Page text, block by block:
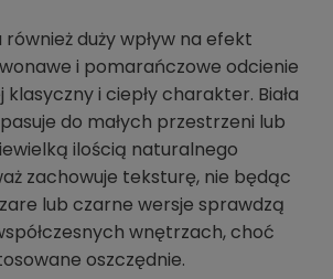
również duży wpływ na efekt
i pomarańczowe odcienie
i ciepły charakter. Biała
do małych przestrzeni lub
ilością naturalnego
zachowuje teksturę, nie będąc
lub czarne wersje sprawdzą
wnętrzach, choć
oszczędnie.